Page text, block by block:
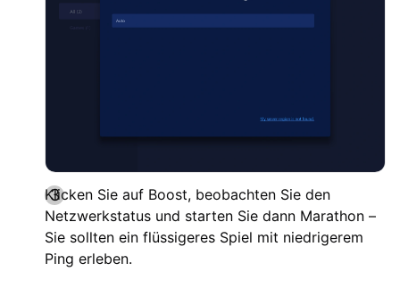
Klicken Sie auf Boost, beobachten Sie den
Netzwerkstatus und starten Sie dann Marathon –
Sie sollten ein flüssigeres Spiel mit niedrigerem
Ping erleben.